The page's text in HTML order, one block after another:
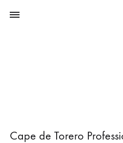
Cape de Torero